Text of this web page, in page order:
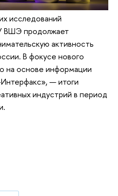
исследований
ВШЭ продолжает
активность
В фокусе нового
на основе информации
— итоги
индустрий в период